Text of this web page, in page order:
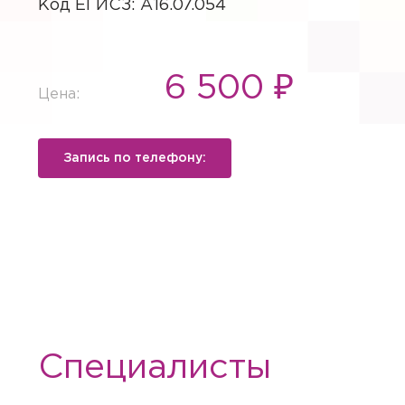
Код ЕГИСЗ: A16.07.054
Цена: 6 500 ₽
Запись по телефону:
СпециалистыВызов